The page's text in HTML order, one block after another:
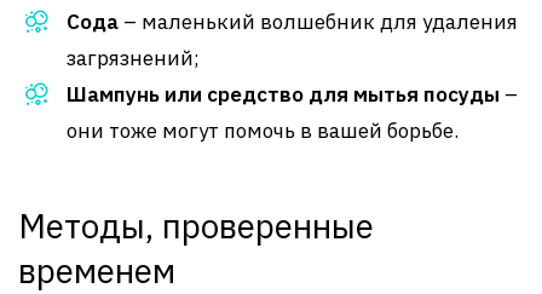
Сода – маленький волшебник для удаления
загрязнений;
Шампунь или средство для мытья посуды –
они тоже могут помочь в вашей борьбе.
Методы, проверенные
временем